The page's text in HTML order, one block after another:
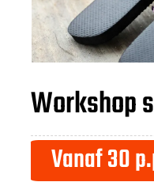
Workshop
Vanaf 30